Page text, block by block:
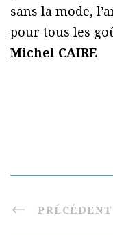
sans la mode,
pour tous les
Michel CAIRE
PRÉCÉDENT